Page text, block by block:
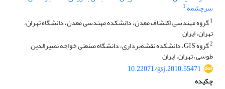
سرچشمه 1
1گروه مهندسی اکتشاف معدن، دانشکده مهندسی معدن، دانشگاه تهران،
تهران، ایران
2 گروه GIS، دانشکده نقشه‌برداری، دانشگاه صنعتی خواجه نصیرالدین
طوسی، تهران، ایران
10.22071/gsj.2010.55471
چکیده